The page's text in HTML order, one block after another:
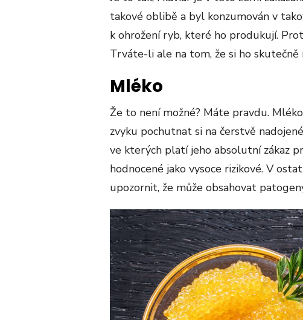
takové oblibě a byl konzumován v
k ohrožení ryb, které ho produkují.
Trváte-li ale na tom, že si ho
Mléko
Že to není možné? Máte pravdu.
zvyku pochutnat si na čerstvě
ve kterých platí jeho absolutní zákaz
hodnocené jako vysoce rizikové. V
upozornit, že může obsahovat